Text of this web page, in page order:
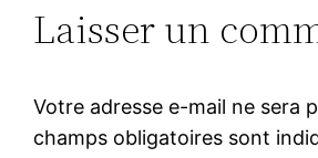
Laisser un
Votre adresse e-mail ne sera
champs obligatoires sont